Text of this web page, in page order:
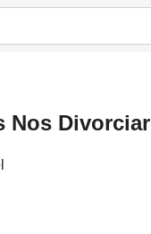
Nos Divorciar